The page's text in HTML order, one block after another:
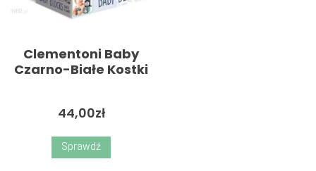
Clementoni Baby
Czarno-Białe Kostki
44,00zł
Sprawdź